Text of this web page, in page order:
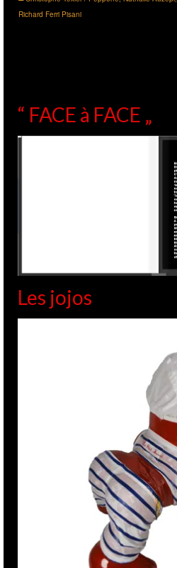
Richard Ferri Pisani
“ FACE à FACE „
Les jojos